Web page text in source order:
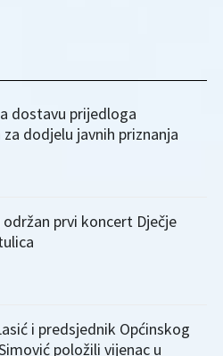
dostavu prijedloga
dodjelu javnih priznanja
održan prvi koncert Dječje
i predsjednik Općinskog
položili vijenac u